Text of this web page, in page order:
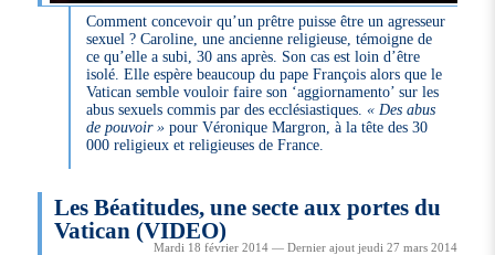
Comment concevoir qu’un prêtre puisse être un agresseur
sexuel ? Caroline, une ancienne religieuse, témoigne de
ce qu’elle a subi, 30 ans après. Son cas est loin d’être
isolé. Elle espère beaucoup du pape François alors que le
Vatican semble vouloir faire son ‘aggiornamento’ sur les
abus sexuels commis par des ecclésiastiques. « Des abus
de pouvoir » pour Véronique Margron, à la tête des 30
000 religieux et religieuses de France.
Les Béatitudes, une secte aux portes du
Vatican (VIDEO)
Mardi 18 février 2014 — Dernier ajout jeudi 27 mars 2014